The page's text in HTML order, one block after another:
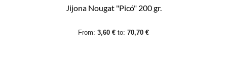
Jijona Nougat "Picó" 200 gr.
From: 3,60 € to: 70,70 €